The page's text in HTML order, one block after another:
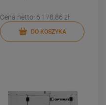
Cena netto: 6 178,86 zł
DO KOSZYKA